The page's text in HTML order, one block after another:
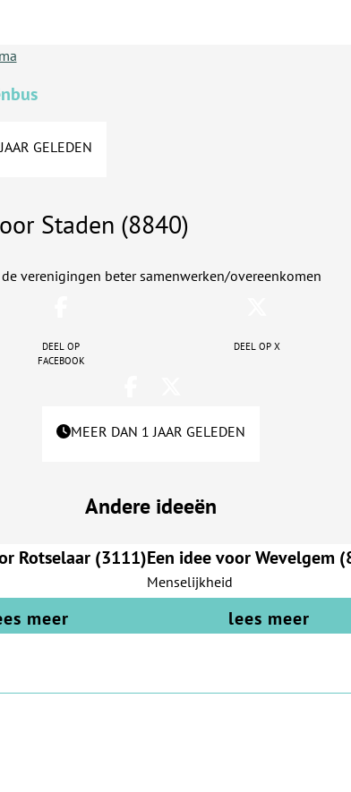
GELEDEN
Staden (8840)
verenigingen beter samenwerken/overeenkomen
Deel op
facebook
Deel op X
MEER DAN 1 JAAR GELEDEN
Andere ideeën
Rotselaar (3111)
meer
Een idee voor Wevelgem
Menselijkheid
lees meer